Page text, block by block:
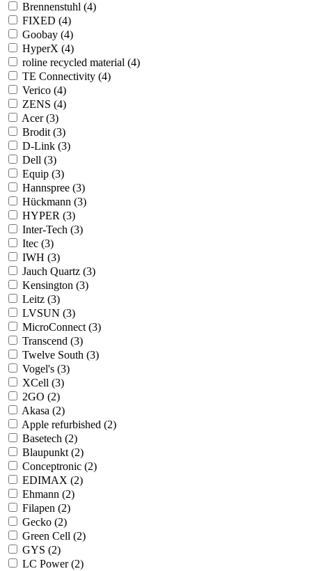
Brennenstuhl (4)
FIXED (4)
Goobay (4)
HyperX (4)
roline recycled material (4)
TE Connectivity (4)
Verico (4)
ZENS (4)
Acer (3)
Brodit (3)
D-Link (3)
Dell (3)
Equip (3)
Hannspree (3)
Hückmann (3)
HYPER (3)
Inter-Tech (3)
Itec (3)
IWH (3)
Jauch Quartz (3)
Kensington (3)
Leitz (3)
LVSUN (3)
MicroConnect (3)
Transcend (3)
Twelve South (3)
Vogel's (3)
XCell (3)
2GO (2)
Akasa (2)
Apple refurbished (2)
Basetech (2)
Blaupunkt (2)
Conceptronic (2)
EDIMAX (2)
Ehmann (2)
Filapen (2)
Gecko (2)
Green Cell (2)
GYS (2)
LC Power (2)